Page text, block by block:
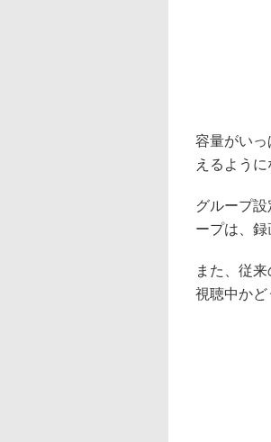
容量がい
えるように
グループ
ープは、録
また、従
視聴中かど